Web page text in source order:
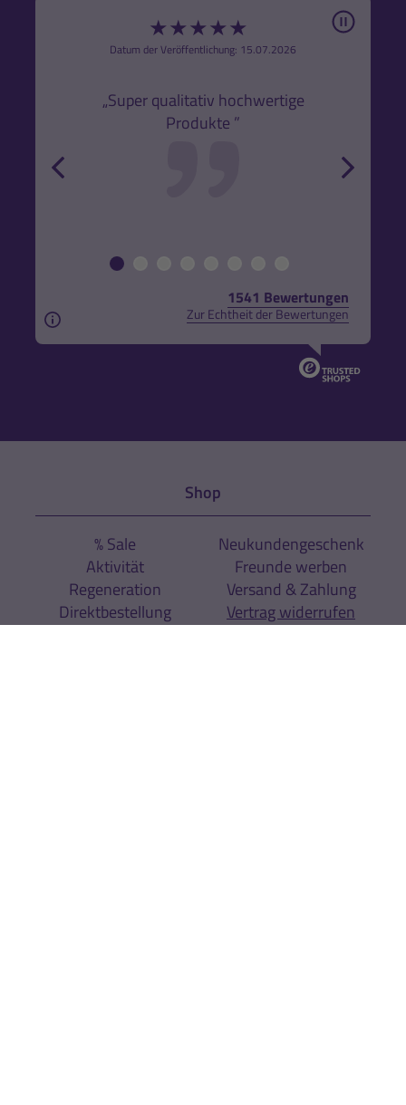
★★★★★
Datum der Veröffentlichung: 15.07.2026
„Super qualitativ hochwertige
Produkte ”
Pause
1541 Bewertungen
Zur Echtheit der Bewertungen
Aus rechtlichen Gründen weisen wir darauf hin,
Shop
% Sale
Aktivität
Regeneration
Direktbestellung
Neukundengeschenk
Freunde werben
Versand & Zahlung
Vertrag widerrufen